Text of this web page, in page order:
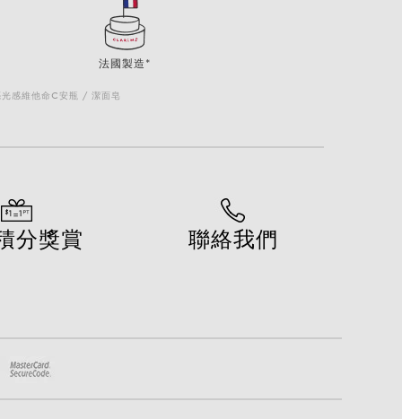
法國製造*
感維他命C安瓶 / 潔面皂
分獎賞 聯絡我們